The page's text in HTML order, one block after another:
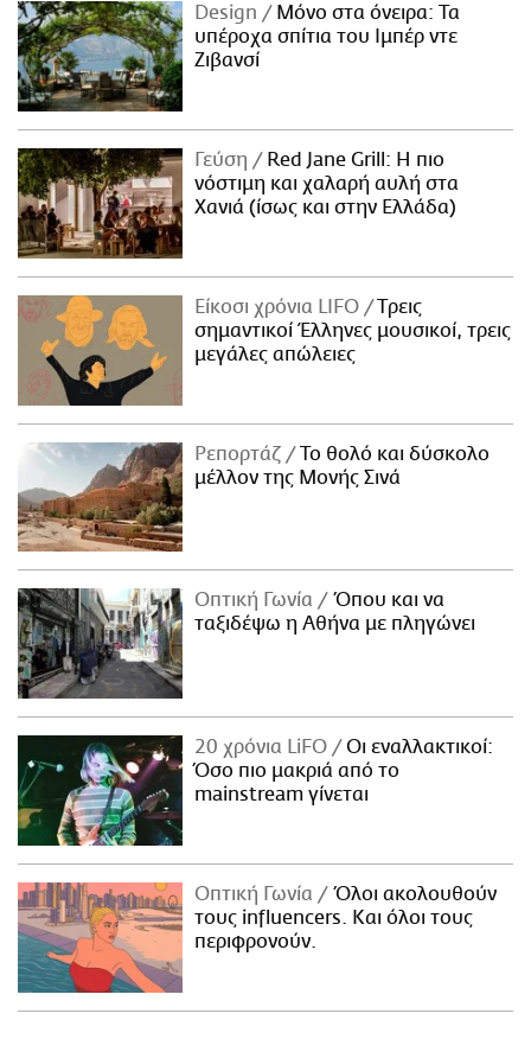
Design
Μόνο στα όνειρα: Τα
υπέροχα σπίτια του Ιμπέρ ντε
Ζιβανσί
Γεύση
Red Jane Grill: Η πιο
νόστιμη και χαλαρή αυλή στα
Χανιά (ίσως και στην Ελλάδα)
Είκοσι χρόνια LIFO
Tρεις
σημαντικοί Έλληνες μουσικοί, τρεις
μεγάλες απώλειες
Ρεπορτάζ
Το θολό και δύσκολο
μέλλον της Μονής Σινά
Οπτική Γωνία
Όπου και να
ταξιδέψω η Αθήνα με πληγώνει
20 χρόνια LiFO
Οι εναλλακτικοί:
Όσο πιο μακριά από το
mainstream γίνεται
Οπτική Γωνία
Όλοι ακολουθούν
τους influencers. Και όλοι τους
περιφρονούν.